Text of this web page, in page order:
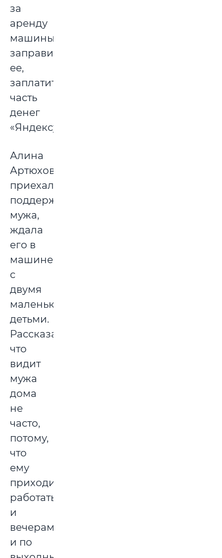
за
аренду
машины,
заправить
ее,
заплатить
часть
денег
«Яндексу».
Алина
Артюховская
приехала
поддержать
мужа,
ждала
его в
машине
с
двумя
маленькими
детьми.
Рассказала,
что
видит
мужа
дома
не
часто,
потому,
что
ему
приходится
работать
и
вечерами,
и по